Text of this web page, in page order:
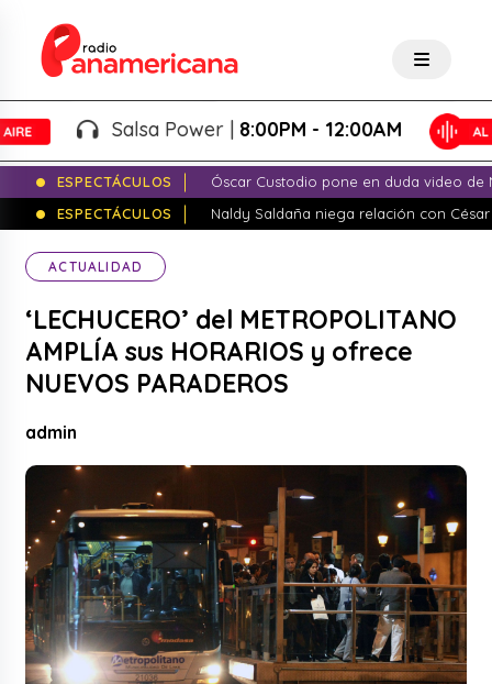
Salsa Power |8:00PM - 12:00AM
ESPECTÁCULOS
Óscar Custodio pone en duda video de
ESPECTÁCULOS
Naldy Saldaña niega relación con
ACTUALIDAD
‘LECHUCERO’ del METROPOLITANO
AMPLÍA sus HORARIOS y ofrece
NUEVOS PARADEROS
admin